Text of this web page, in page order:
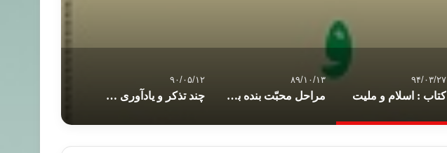
۹۴/۰۳/۲۷
کتاب : اسلام و ملیت
۸۹/۱۰/۱۳
مراحل محبّت بنده با خدا و مقايسه با مراحل عشق مجازي
۹۰/۰۵/۱۲
چند تذکر و یادآوری مهم رمضانی